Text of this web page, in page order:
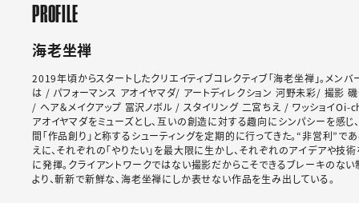
PROFILE
海老坐禅
2019年頃からスタートしたクリエイティブコレクティブ「海老坐禅」。メンバ
は / パフォーマンス アオイヤマダ/ アートディレクション 河野未彩/ 撮影
/ ヘア＆メイクアップ 冨沢ノボル / スタイリング 二宮ちえ / ワッショイOi-
アオイヤマダをミューズとし、互いの創造に対する趣向にシンパシーを感じ
間「作品創り」と称するシューティングを定期的に行ってきた。“非営利”で
えに、それぞれの「やりたい」を最大限に生かし、それぞれのアイデアや技
に発揮。クライアントワークではない撮影だからこそできるブレーキのな
より、斬新で新鮮な、海老坐禅にしか表せない作品を生み出している。